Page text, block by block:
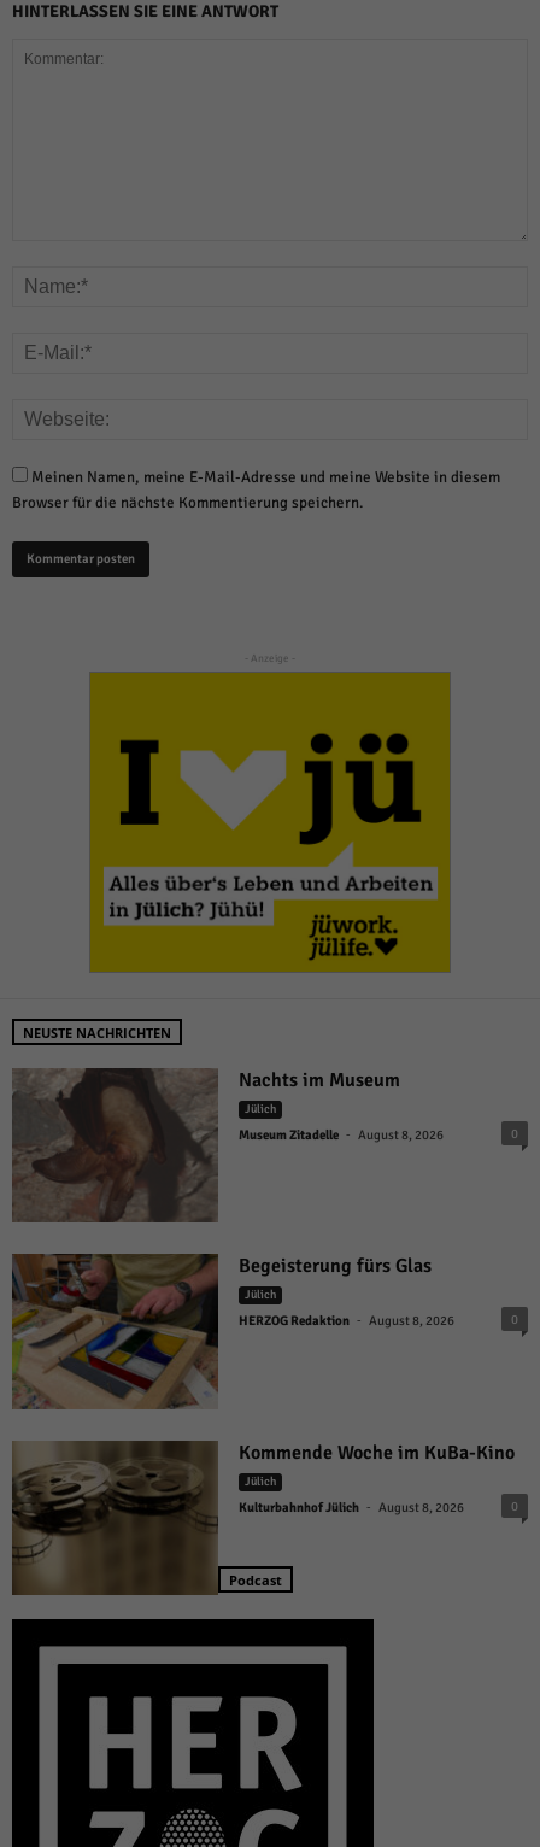
HINTERLASSEN SIE EINE ANTWORT
Meinen Namen, meine E-Mail-Adresse und meine Website in diesem
Browser für die nächste Kommentierung speichern.
- Anzeige -
NEUSTE NACHRICHTEN
Nachts im Museum
Jülich
Museum Zitadelle - August 8, 2026 0
Begeisterung fürs Glas
Jülich
HERZOG Redaktion - August 8, 2026 0
Kommende Woche im KuBa-Kino
Jülich
Kulturbahnhof Jülich - August 8, 2026 0
Podcast